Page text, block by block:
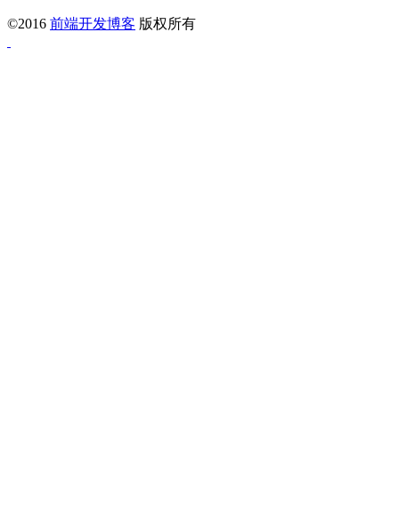
©2016 前端开发博客 版权所有